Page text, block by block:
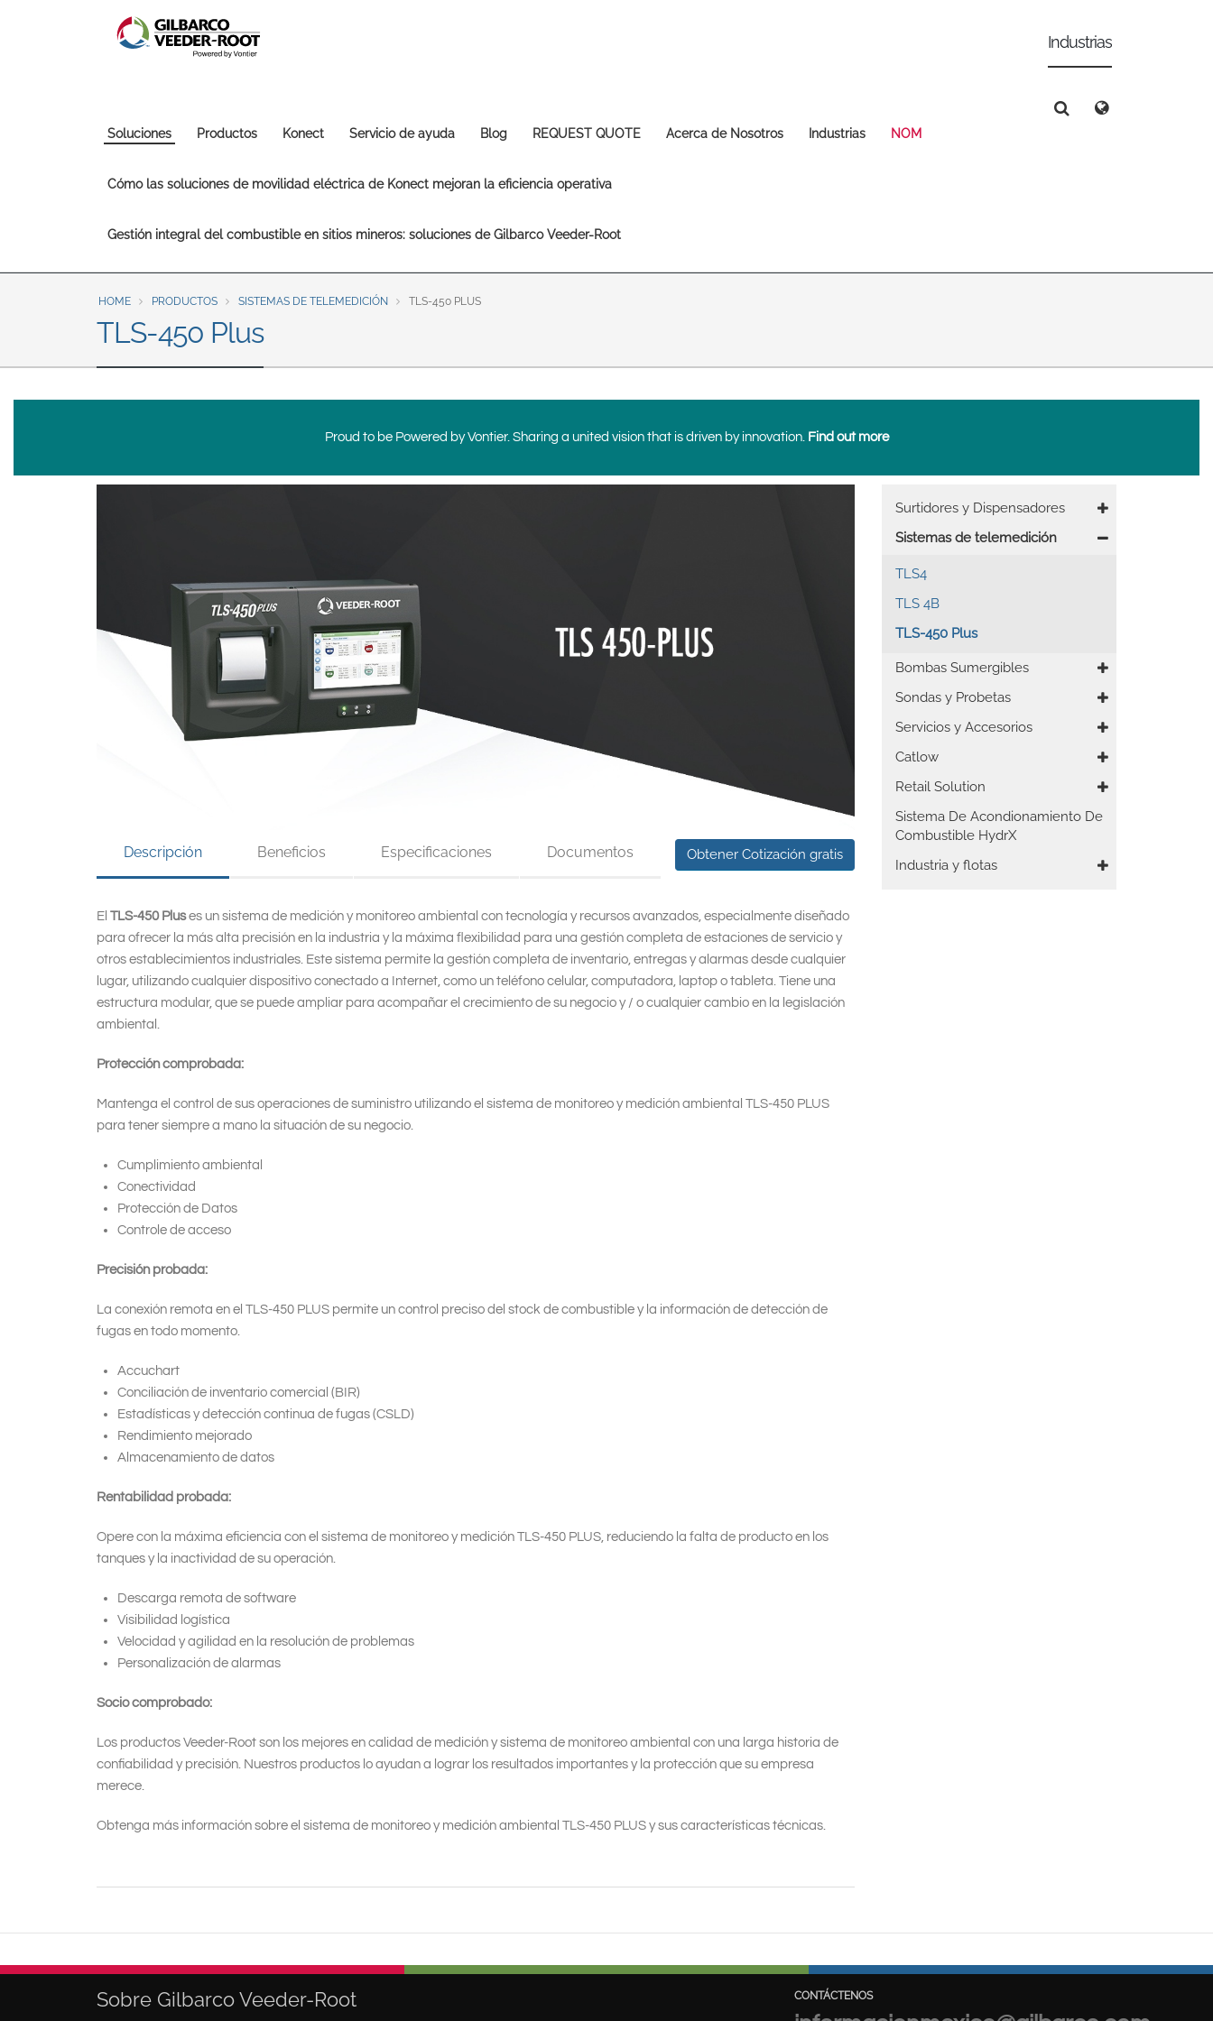
North America
United States Canada
Español English
Mexico
Español
Svenska
Industrias
Main
navigation
Soluciones Productos Konect Servicio de ayuda Blog REQUEST QUOTE Acerca de Nosotros Industrias NOM
Cómo las soluciones de movilidad eléctrica de Konect mejoran la eficiencia operativa
Gestión integral del combustible en sitios mineros: soluciones de Gilbarco Veeder-Root
HOME PRODUCTOS SISTEMAS DE TELEMEDICIÓN TLS-450 PLUS
TLS-450 Plus
Proud to be Powered by Vontier. Sharing a united vision that is driven by innovation. Find out more
Obtener Cotización gratis
Descripción Beneficios Especificaciones Documentos
El TLS-450 Pluses un sistema de medición y monitoreo ambiental con tecnología y recursos avanzados, especialmente diseñado
para ofrecer la más alta precisión en la industria y la máxima flexibilidad para una gestión completa de estaciones de servicio y
otros establecimientos industriales. Este sistema permite la gestión completa de inventario, entregas y alarmas desde cualquier
lugar, utilizando cualquier dispositivo conectado a Internet, como un teléfono celular, computadora, laptop o tableta. Tiene una
estructura modular, que se puede ampliar para acompañar el crecimiento de su negocio y / o cualquier cambio en la legislación
ambiental.
Protección comprobada:
Mantenga el control de sus operaciones de suministro utilizando el sistema de monitoreo y medición ambiental TLS-450 PLUS
para tener siempre a mano la situación de su negocio.
Cumplimiento ambiental
Conectividad
Protección de Datos
Controle de acceso
Precisión probada:
La conexión remota en el TLS-450 PLUS permite un control preciso del stock de combustible y la información de detección de
fugas en todo momento.
Accuchart
Conciliación de inventario comercial (BIR)
Estadísticas y detección continua de fugas (CSLD)
Rendimiento mejorado
Almacenamiento de datos
Rentabilidad probada:
Opere con la máxima eficiencia con el sistema de monitoreo y medición TLS-450 PLUS, reduciendo la falta de producto en los
tanques y la inactividad de su operación.
Descarga remota de software
Visibilidad logística
Velocidad y agilidad en la resolución de problemas
Personalización de alarmas
Socio comprobado:
Los productos Veeder-Root son los mejores en calidad de medición y sistema de monitoreo ambiental con una larga historia de
confiabilidad y precisión. Nuestros productos lo ayudan a lograr los resultados importantes y la protección que su empresa
merece.
Obtenga más información sobre el sistema de monitoreo y medición ambiental TLS-450 PLUS y sus características técnicas.
Prensa
Surtidores y Dispensadores
Sistemas de telemedición
TLS4
TLS 4B
TLS-450 Plus
Bombas Sumergibles
Sondas y Probetas
Servicios y Accesorios
Catlow
Retail Solution
Sistema De Acondionamiento De
Combustible HydrX
Industria y flotas
Sobre Gilbarco Veeder-Root CONTÁCTENOS